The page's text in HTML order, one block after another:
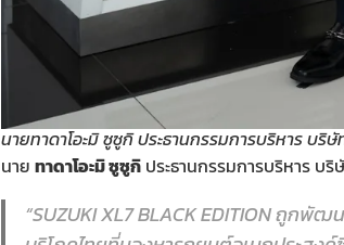
นายทาดาโอะมิ ซูซูกิ ประธานกรรมการบริหาร บริ
นาย ทาดาโอะมิ ซูซูกิ ประธานกรรมการบริหาร บ
“SUZUKI XL7 BLACK EDITION ถูก